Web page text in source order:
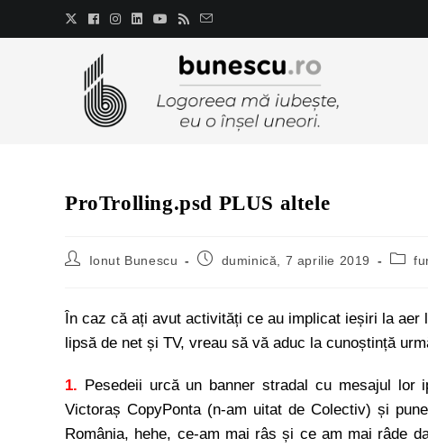
ProTrolling.psd PLUS altele
Ionut Bunescu duminică, 7 aprilie 2019
În caz că ați avut activități ce au implicat ieșiri la
lipsă de net și TV, vreau să vă aduc la cunoștință
1. Pesedeii urcă un banner stradal cu mesajul lor
Victoraș CopyPonta (n-am uitat de Colectiv) și
România, hehe, ce-am mai râs și ce am mai râde